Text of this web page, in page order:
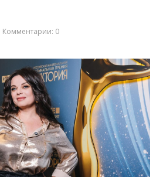
Комментарии: 0